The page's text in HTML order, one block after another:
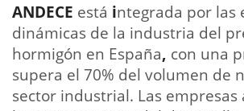
ANDECE está integrada por las
dinámicas de la industria del
hormigón en España, con una
supera el 70% del volumen de
sector industrial. Las empresas